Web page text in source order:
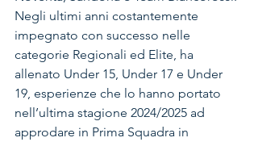
Negli ultimi anni costantemente
impegnato con successo nelle
categorie Regionali ed Elite, ha
allenato Under 15, Under 17 e Under
19, esperienze che lo hanno portato
nell’ultima stagione 2024/2025 ad
approdare in Prima Squadra in